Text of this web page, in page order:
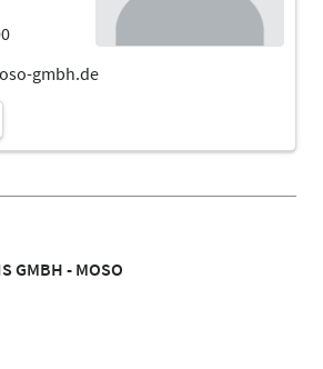
GMBH - MOSO